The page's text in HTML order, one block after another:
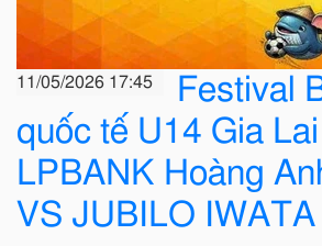
11/05/2026 17:45
Festival
quốc tế U14 Gia
LPBANK Hoàng
VS JUBILO IWATA